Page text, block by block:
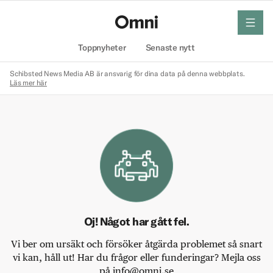
Toppnyheter Senaste nytt
meny
Schibsted News Media AB är ansvarig för dina data på denna webbplats.
Läs mer här
Oj! Något har gått fel.
Vi ber om ursäkt och försöker åtgärda problemet så snart
vi kan, håll ut! Har du frågor eller funderingar? Mejla oss